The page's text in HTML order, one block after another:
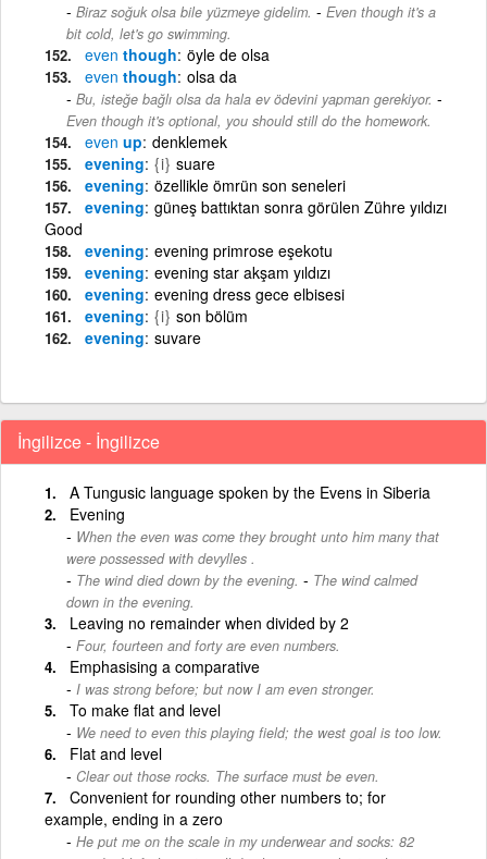
Biraz soğuk olsa bile yüzmeye gidelim. - Even though it's a
bit cold, let's go swimming.
even though öyle de olsa
even though olsa da
Bu, isteğe bağlı olsa da hala ev ödevini yapman gerekiyor. -
Even though it's optional, you should still do the homework.
even up denklemek
evening {i} suare
evening özellikle ömrün son seneleri
evening güneş battıktan sonra görülen Zühre yıldızı
Good
evening evening primrose eşekotu
evening evening star akşam yıldızı
evening evening dress gece elbisesi
evening {i} son bölüm
evening suvare
İngilizce - İngilizce
A Tungusic language spoken by the Evens in Siberia
Evening
When the even was come they brought unto him many that
were possessed with devylles .
The wind died down by the evening. - The wind calmed
down in the evening.
Leaving no remainder when divided by 2
Four, fourteen and forty are even numbers.
Emphasising a comparative
I was strong before; but now I am even stronger.
To make flat and level
We need to even this playing field; the west goal is too low.
Flat and level
Clear out those rocks. The surface must be even.
Convenient for rounding other numbers to; for
example, ending in a zero
He put me on the scale in my underwear and socks: 82